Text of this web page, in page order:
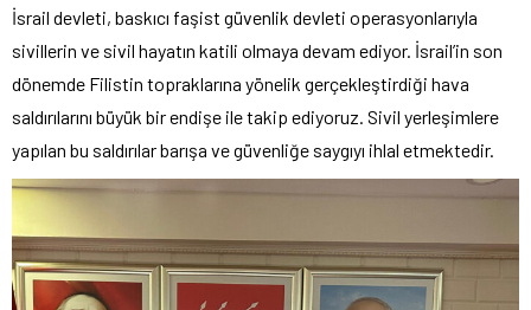
İsrail devleti, baskıcı faşist güvenlik devleti operasyonlarıyla
sivillerin ve sivil hayatın katili olmaya devam ediyor. İsrail’in son
dönemde Filistin topraklarına yönelik gerçekleştirdiği hava
saldırılarını büyük bir endişe ile takip ediyoruz. Sivil yerleşimlere
yapılan bu saldırılar barışa ve güvenliğe saygıyı ihlal etmektedir.